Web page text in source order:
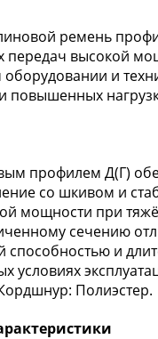
ремень
высокой
и
повышенных
профилем Д(Г)
со шкивом и
мощности при
сечению
способностью и
условиях
Полиэстер.